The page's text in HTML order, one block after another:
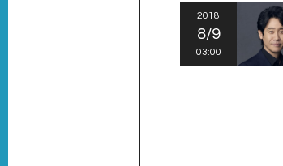
2018
8/9
03:00